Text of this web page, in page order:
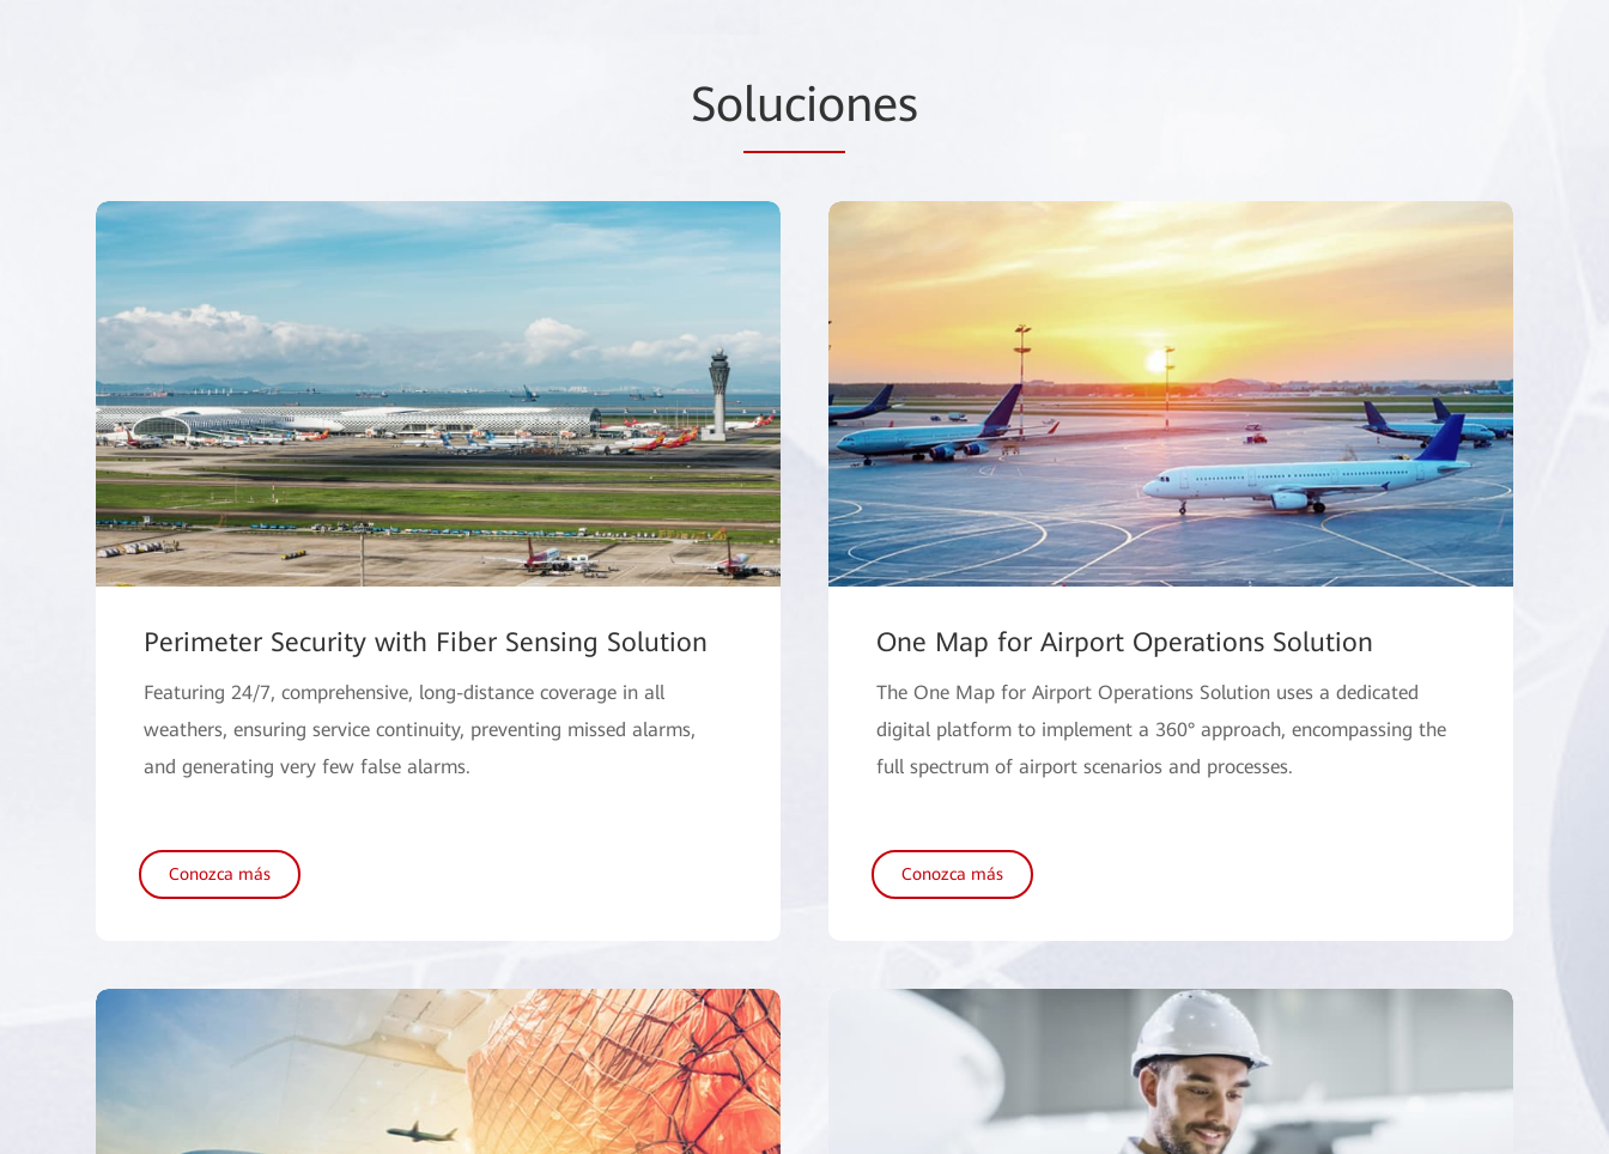
Soluciones
Perimeter Security with Fiber Sensing Solution
Featuring 24/7, comprehensive, long-distance coverage in all
weathers, ensuring service continuity, preventing missed alarms,
and generating very few false alarms.
Conozca más
One Map for Airport Operations Solution
The One Map for Airport Operations Solution uses a dedicated
digital platform to implement a 360° approach, encompassing the
full spectrum of airport scenarios and processes.
Conozca más